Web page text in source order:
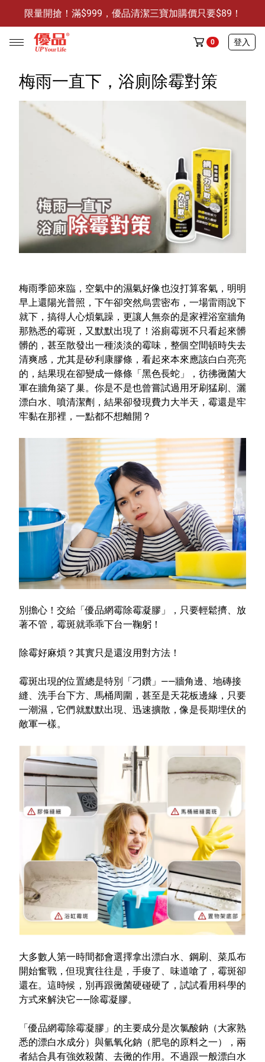
限量開搶！滿$999，優品清潔三寶加購價只要$89！
防霉清潔好幫手-任3件贈保濕抗菌洗手乳
限量開搶！滿$999，優品清潔三寶加購價只要$89！
0 登入
任選活動
🔥任選1件折9元-新老客戶感恩回饋
全部商品
限時特賣
防霉清潔好幫手(任3件，贈抗菌保濕洗手乳)
媽媽廚房專區
浴室清潔專區
清潔大掃除專區
精油香氛專區
強效誘引捕黏板
優品x柴語錄
會員中心
特色服務
Line
Youtube
梅雨一直下，浴廁除霉對策
梅雨季節來臨，空氣中的濕氣好像也沒打算客氣，明明
早上還陽光普照，下午卻突然烏雲密布，一場雷雨說下
就下，搞得人心煩氣躁，更讓人無奈的是家裡浴室牆角
那熟悉的霉斑，又默默出現了！浴廁霉斑不只看起來髒
髒的，甚至散發出一種淡淡的霉味，整個空間頓時失去
清爽感，尤其是矽利康膠條，看起來本來應該白白亮亮
的，結果現在卻變成一條條「黑色長蛇」，彷彿黴菌大
軍在牆角築了巢。你是不是也曾嘗試過用牙刷猛刷、灑
漂白水、噴清潔劑，結果卻發現費力大半天，霉還是牢
牢黏在那裡，一點都不想離開？
別擔心！交給「優品網霉除霉凝膠」，只要輕鬆擠、放
著不管，霉斑就乖乖下台一鞠躬！
除霉好麻煩？其實只是還沒用對方法！
霉斑出現的位置總是特別「刁鑽」——牆角邊、地磚接
縫、洗手台下方、馬桶周圍，甚至是天花板邊緣，只要
一潮濕，它們就默默出現、迅速擴散，像是長期埋伏的
敵軍一樣。
大多數人第一時間都會選擇拿出漂白水、鋼刷、菜瓜布
開始奮戰，但現實往往是，手痠了、味道嗆了，霉斑卻
還在。這時候，別再跟黴菌硬碰硬了，試試看用科學的
方式來解決它——除霉凝膠。
「優品網霉除霉凝膠」的主要成分是次氯酸鈉（大家熟
悉的漂白水成分）與氫氧化鈉（肥皂的原料之一），兩
者結合具有強效殺菌、去黴的作用。不過跟一般漂白水